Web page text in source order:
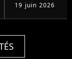
19 juin 2026